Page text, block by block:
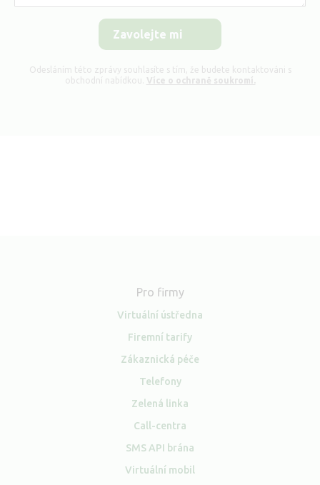
Odesláním této zprávy souhlasíte s tím, že budete kontaktováni s
obchodní nabídkou.
Více o ochraně soukromí.
Pro firmy
Virtuální ústředna
Firemní tarify
Zákaznická péče
Telefony
Zelená linka
Call-centra
SMS API brána
Virtuální mobil